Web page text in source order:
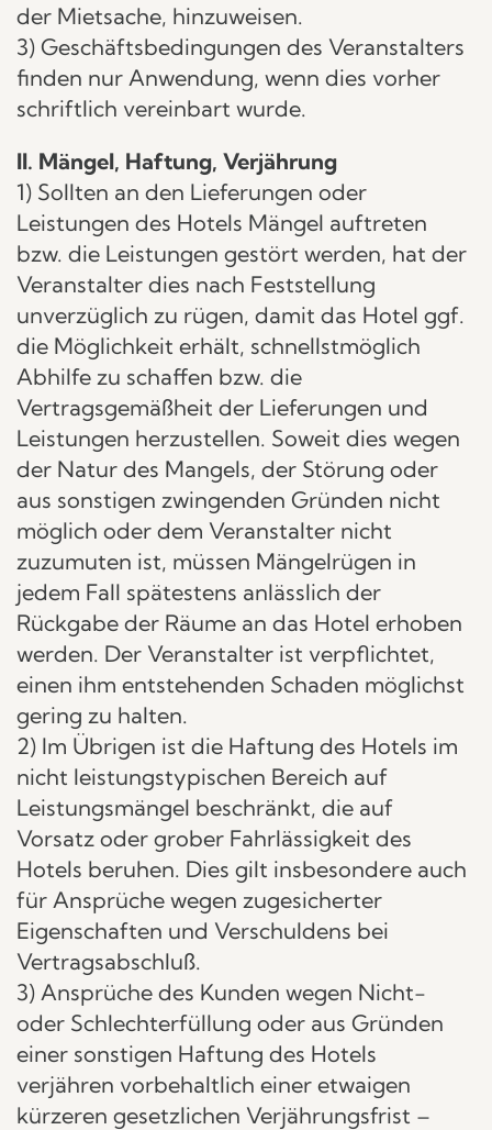
der Mietsache, hinzuweisen.
3) Geschäftsbedingungen des Veranstalters
finden nur Anwendung, wenn dies vorher
schriftlich vereinbart wurde.
II. Mängel, Haftung, Verjährung
1) Sollten an den Lieferungen oder
Leistungen des Hotels Mängel auftreten
bzw. die Leistungen gestört werden, hat der
Veranstalter dies nach Feststellung
unverzüglich zu rügen, damit das Hotel ggf.
die Möglichkeit erhält, schnellstmöglich
Abhilfe zu schaffen bzw. die
Vertragsgemäßheit der Lieferungen und
Leistungen herzustellen. Soweit dies wegen
der Natur des Mangels, der Störung oder
aus sonstigen zwingenden Gründen nicht
möglich oder dem Veranstalter nicht
zuzumuten ist, müssen Mängelrügen in
jedem Fall spätestens anlässlich der
Rückgabe der Räume an das Hotel erhoben
werden. Der Veranstalter ist verpflichtet,
einen ihm entstehenden Schaden möglichst
gering zu halten.
2) Im Übrigen ist die Haftung des Hotels im
nicht leistungstypischen Bereich auf
Leistungsmängel beschränkt, die auf
Vorsatz oder grober Fahrlässigkeit des
Hotels beruhen. Dies gilt insbesondere auch
für Ansprüche wegen zugesicherter
Eigenschaften und Verschuldens bei
Vertragsabschluß.
3) Ansprüche des Kunden wegen Nicht-
oder Schlechterfüllung oder aus Gründen
einer sonstigen Haftung des Hotels
verjähren vorbehaltlich einer etwaigen
kürzeren gesetzlichen Verjährungsfrist –